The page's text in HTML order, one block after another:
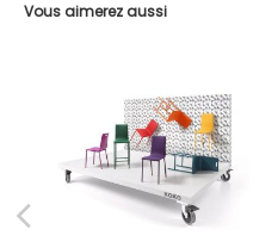
Vous aimerez aussi